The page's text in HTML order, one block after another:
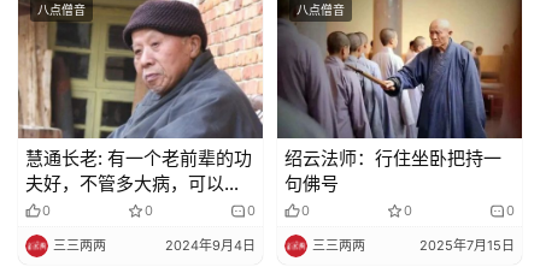
八点僧音
慧通长老: 有一个老前辈的功
夫好，不管多大病，可以连
着忘身三个小时
0 0 0
三三两两 2024年9月4日
八点僧音
绍云法师：行住坐卧把持一
句佛号
0 0 0
三三两两 2025年7月15日